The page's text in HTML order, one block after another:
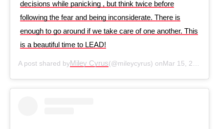
decisions while panicking , but think twice before
following the fear and being inconsiderate. There is
enough to go around if we take care of one another. This
is a beautiful time to LEAD!
A post shared byMiley Cyrus(@mileycyrus) onMar 15, 2020 at 12:05pm PDT